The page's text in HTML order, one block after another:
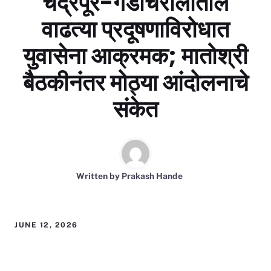
वाढत्या प्रदूषणाविरोधात
युवासेना आक्रमक; मातोश्री
बैठकीनंतर मोठ्या आंदोलनाचे
संकेत
Written by Prakash Hande
JUNE 12, 2026